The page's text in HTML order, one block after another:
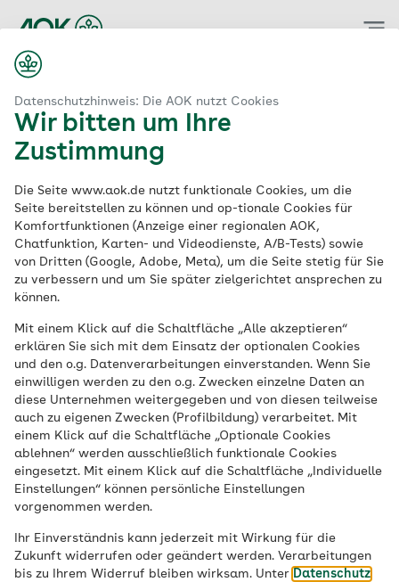
Datenschutzhinweis: Die AOK nutzt Cookies
Wir bitten um Ihre
Zustimmung
Die Seite www.aok.de nutzt funktionale Cookies, um die
Seite bereitstellen zu können und op-tionale Cookies für
Komfortfunktionen (Anzeige einer regionalen AOK,
Chatfunktion, Karten- und Videodienste, A/B-Tests) sowie
von Dritten (Google, Adobe, Meta), um die Seite stetig für Sie
zu verbessern und um Sie später zielgerichtet ansprechen zu
können.
Mit einem Klick auf die Schaltfläche „Alle akzeptieren“
erklären Sie sich mit dem Einsatz der optionalen Cookies
und den o.g. Datenverarbeitungen einverstanden. Wenn Sie
einwilligen werden zu den o.g. Zwecken einzelne Daten an
diese Unternehmen weitergegeben und von diesen teilweise
auch zu eigenen Zwecken (Profilbildung) verarbeitet. Mit
einem Klick auf die Schaltfläche „Optionale Cookies
ablehnen“ werden ausschließlich funktionale Cookies
eingesetzt. Mit einem Klick auf die Schaltfläche „Individuelle
Einstellungen“ können persönliche Einstellungen
vorgenommen werden.
Ihr Einverständnis kann jederzeit mit Wirkung für die
Zukunft widerrufen oder geändert werden. Verarbeitungen
bis zu Ihrem Widerruf bleiben wirksam. Unter Datenschutz
Zum
Hauptinhalt
springen
Kommen Sie an
Board!Bei der SUP ’n’
Roll Tour
AOK Bayern. Die Gesundheitskasse.